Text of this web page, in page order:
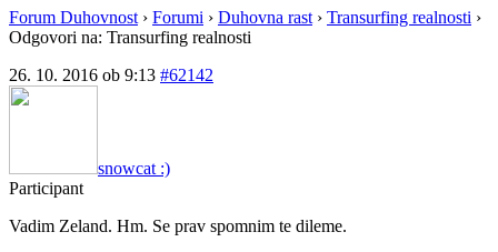
Forum Duhovnost › Forumi › Duhovna rast › Transurfing realnosti ›
Odgovori na: Transurfing realnosti
26. 10. 2016 ob 9:13 #62142
snowcat :)
Participant
Vadim Zeland. Hm. Se prav spomnim te dileme.